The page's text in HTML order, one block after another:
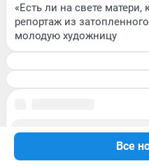
Все
«Есть ли на свете
репортаж из
молодую художницу